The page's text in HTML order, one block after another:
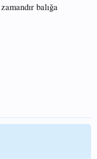
balığa